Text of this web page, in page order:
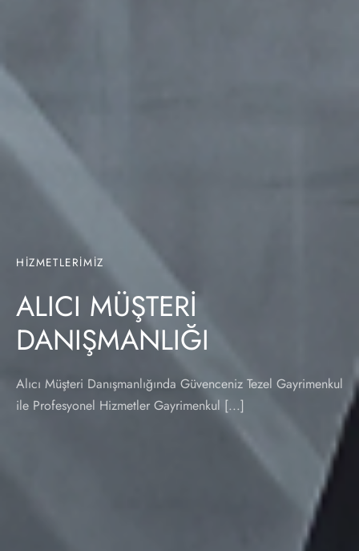
HIZMETLERIMIZ
ALICI MÜŞTERİ
DANIŞMANLIĞI
Alıcı Müşteri Danışmanlığında Güvenceniz Tezel Gayrimenkul
ile Profesyonel Hizmetler Gayrimenkul [...]